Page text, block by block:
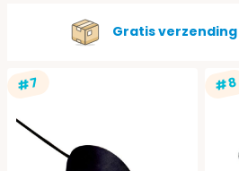
Gratis
#7 #8